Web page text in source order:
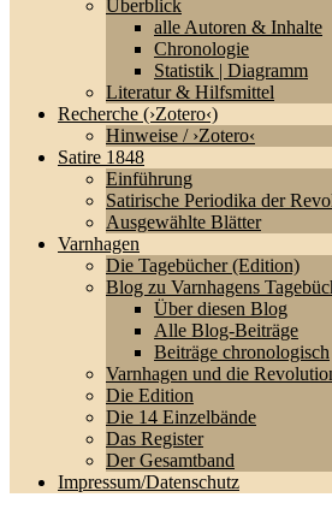
Überblick
alle Autoren & Inhalte
Chronologie
Statistik | Diagramm
Literatur & Hilfsmittel
Recherche (›Zotero‹)
Hinweise / ›Zotero‹
Satire 1848
Einführung
Satirische Periodika der
Ausgewählte Blätter
Varnhagen
Die Tagebücher (Edition)
Blog zu Varnhagens
Über diesen Blog
Alle Blog-Beiträge
Beiträge chronologisch
Varnhagen und die
Die Edition
Die 14 Einzelbände
Das Register
Der Gesamtband
Impressum/Datenschutz